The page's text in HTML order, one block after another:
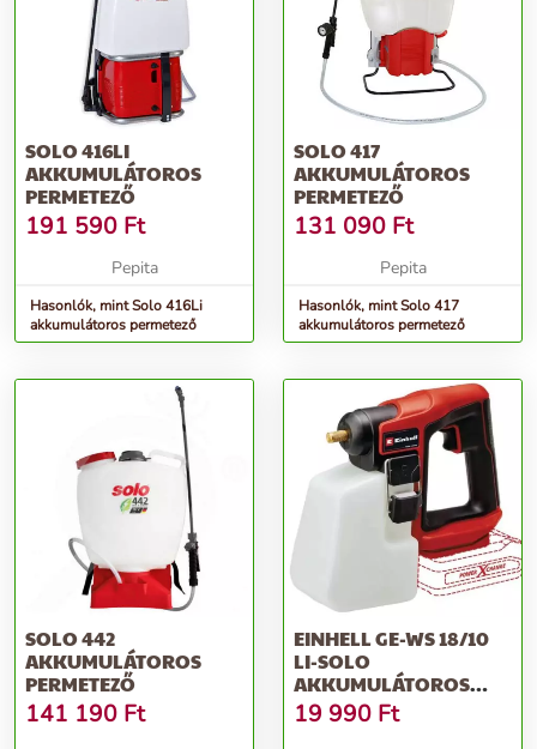
SOLO 416LI
AKKUMULÁTOROS
PERMETEZŐ
191 590 Ft
Pepita
Hasonlók, mint Solo 416Li
akkumulátoros permetező
SOLO 417
AKKUMULÁTOROS
PERMETEZŐ
131 090 Ft
Pepita
Hasonlók, mint Solo 417
akkumulátoros permetező
SOLO 442
AKKUMULÁTOROS
PERMETEZŐ
141 190 Ft
EINHELL GE-WS 18/10
LI-SOLO
AKKUMULÁTOROS
PERMETEZŐ, PIROS
19 990 Ft